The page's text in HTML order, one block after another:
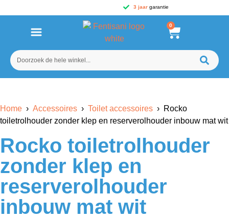
3 jaargarantie
0
Home › Accessoires › Toilet accessoires › Rocko
toiletrolhouder zonder klep en reserverolhouder inbouw mat wit
Rocko toiletrolhouder
zonder klep en
reserverolhouder
inbouw mat wit